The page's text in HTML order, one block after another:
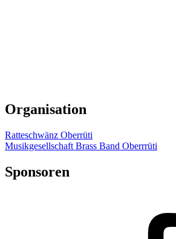
Organisation
Ratteschwänz Oberrüti
Musikgesellschaft Brass Band Oberrrüti
Sponsoren